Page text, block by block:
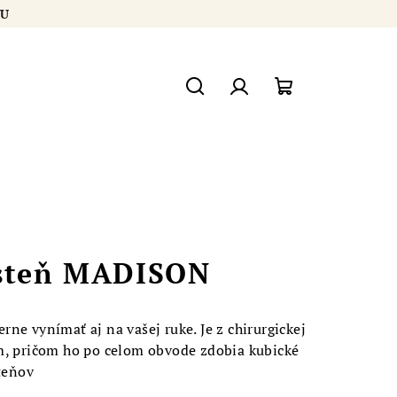
MADISON
vynímať aj na vašej ruke. Je z chirurgickej
pričom ho po celom obvode zdobia kubické